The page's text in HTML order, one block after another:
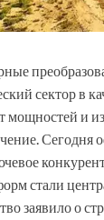
сектор в
мощностей и
стали
заявило о